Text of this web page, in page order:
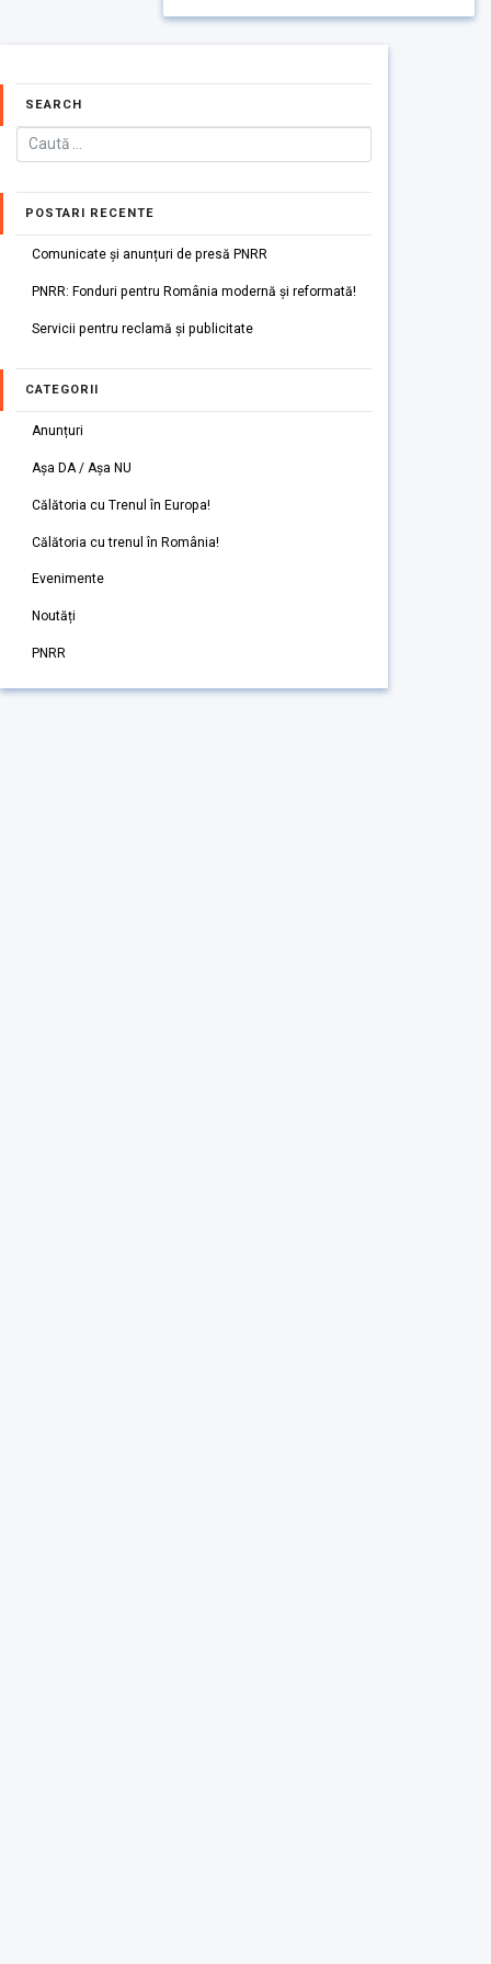
SEARCH
POSTARI RECENTE
Comunicate și anunțuri de presă PNRR
PNRR: Fonduri pentru România modernă și reformată!
Servicii pentru reclamă și publicitate
CATEGORII
Anunțuri
Așa DA / Așa NU
Călătoria cu Trenul în Europa!
Călătoria cu trenul în România!
Evenimente
Noutăți
PNRR